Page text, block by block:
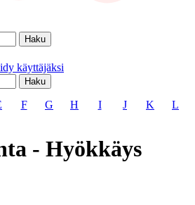
Haku
käyttäjäksi
Haku
F G H I J K L
- Hyökkäys